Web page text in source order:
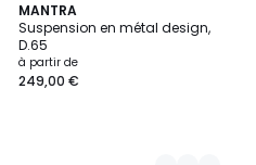
MANTRA
Suspension en métal design,
D.65
à partir de
249,00 €
4
Couleurs